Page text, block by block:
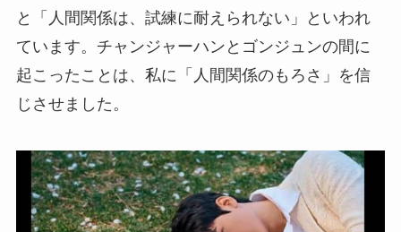
と「人間関係は、試練に耐えられない」といわれ
ています。チャンジャーハンとゴンジュンの間に
起こったことは、私に「人間関係のもろさ」を信
じさせました。